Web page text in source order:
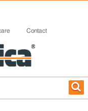
Contact